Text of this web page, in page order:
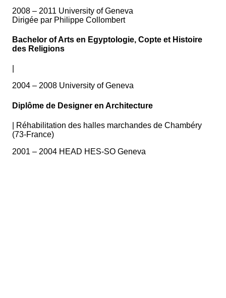
2008 – 2011 University of Geneva
Dirigée par Philippe Collombert
Bachelor of Arts en Egyptologie, Copte et Histoire
des Religions
2004 – 2008 University of Geneva
Diplôme de Designer en Architecture
Réhabilitation des halles marchandes de Chambéry
(73-France)
2001 – 2004 HEAD HES-SO Geneva